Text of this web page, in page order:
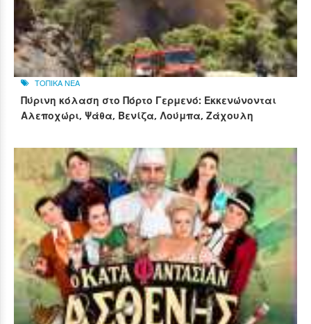
ΤΟΠΙΚΑ ΝΕΑ
Πύρινη κόλαση στο Πόρτο Γερμενό: Εκκενώνονται
Αλεποχώρι, Ψάθα, Βενίζα, Λούμπα, Ζάχουλη